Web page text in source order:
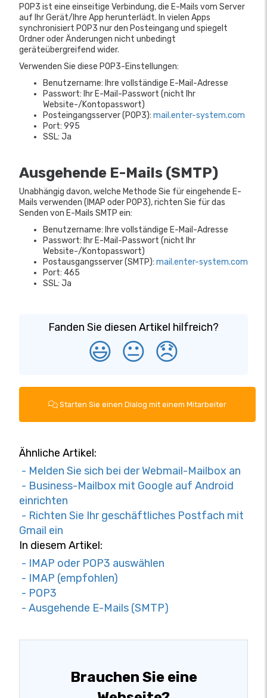
POP3 ist eine einseitige Verbindung, die E-Mails vom Server
auf Ihr Gerät/Ihre App herunterlädt. In vielen Apps
synchronisiert POP3 nur den Posteingang und spiegelt
Ordner oder Änderungen nicht unbedingt
geräteübergreifend wider.
Verwenden Sie diese POP3-Einstellungen:
Benutzername: Ihre vollständige E-Mail-Adresse
Passwort: Ihr E-Mail-Passwort (nicht Ihr
Website-/Kontopasswort)
Posteingangsserver (POP3): mail.enter-system.com
Port: 995
SSL: Ja
Ausgehende E-Mails (SMTP)
Unabhängig davon, welche Methode Sie für eingehende E-
Mails verwenden (IMAP oder POP3), richten Sie für das
Senden von E-Mails SMTP ein:
Benutzername: Ihre vollständige E-Mail-Adresse
Passwort: Ihr E-Mail-Passwort (nicht Ihr
Website-/Kontopasswort)
Postausgangsserver (SMTP): mail.enter-system.com
Port: 465
SSL: Ja
Fanden Sie diesen Artikel hilfreich?
😃 😐 😞
Starten Sie einen Dialog mit einem Mitarbeiter
Ähnliche Artikel:
- Melden Sie sich bei der Webmail-Mailbox an
- Business-Mailbox mit Google auf Android
einrichten
- Richten Sie Ihr geschäftliches Postfach mit
Gmail ein
In diesem Artikel:
- IMAP oder POP3 auswählen
- IMAP (empfohlen)
- POP3
- Ausgehende E-Mails (SMTP)
Brauchen Sie eine